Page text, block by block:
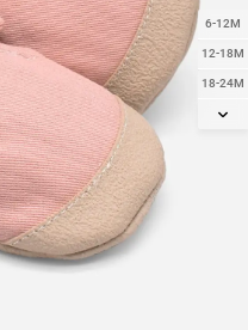
6-12M
12-18M
18-24M
2Y